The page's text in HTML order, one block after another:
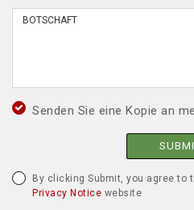
Senden Sie eine Kopie an
By clicking Submit, you agree to
Privacy Notice website